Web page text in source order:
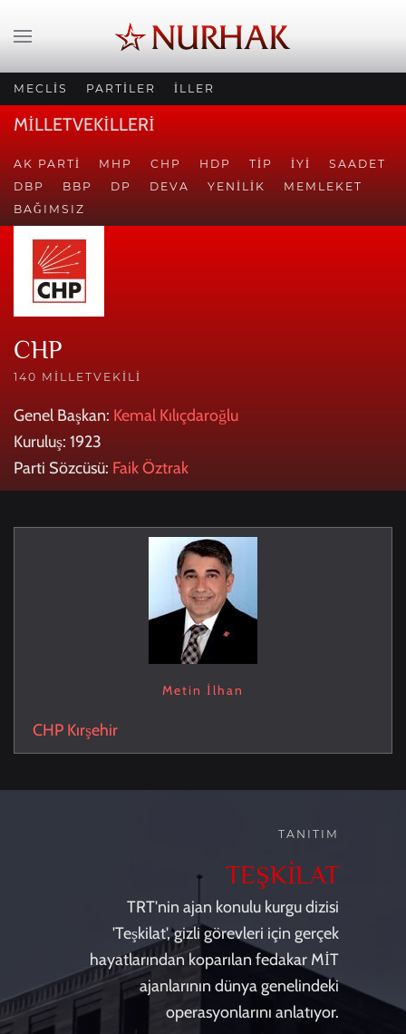
MECLİS PARTİLER İLLER
MİLLETVEKİLLERİ
AK PARTI MHP CHP HDP TİP İYİ
SAADET
DBP
BBP DP DEVA YENILIK
MEMLEKET
BAĞIMSIZ
CHP
140 MILLETVEKILI
Genel Başkan: Kemal Kılıçdaroğlu
Kuruluş: 1923
Parti Sözcüsü: Faik Öztrak
Metin İlhan
CHP Kırşehir
TANITIM
TEŞKİLAT
TRT'nin ajan konulu kurgu dizisi
'Teşkilat', gizli görevleri için gerçek
hayatlarından koparılan fedakar MİT
ajanlarının dünya genelindeki
operasyonlarını anlatıyor.